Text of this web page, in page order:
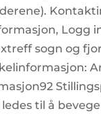
Logg
sogn og
til å